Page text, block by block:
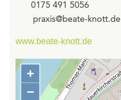
0175 491 5056
praxis@beate-knott.de
www.beate-knott.de
Zoom
+
Zoom
−